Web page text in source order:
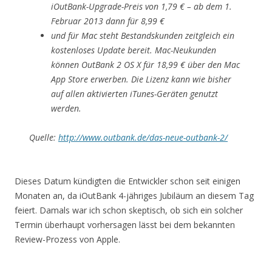
iOutBank-Upgrade-Preis von 1,79 € – ab dem 1.
Februar 2013 dann für 8,99 €
und für Mac steht Bestandskunden zeitgleich ein
kostenloses Update bereit. Mac-Neukunden
können OutBank 2 OS X für 18,99 € über den Mac
App Store erwerben. Die Lizenz kann wie bisher
auf allen aktivierten iTunes-Geräten genutzt
werden.
Quelle: http://www.outbank.de/das-neue-outbank-2/
Dieses Datum kündigten die Entwickler schon seit einigen
Monaten an, da iOutBank 4-jähriges Jubiläum an diesem Tag
feiert. Damals war ich schon skeptisch, ob sich ein solcher
Termin überhaupt vorhersagen lässt bei dem bekannten
Review-Prozess von Apple.